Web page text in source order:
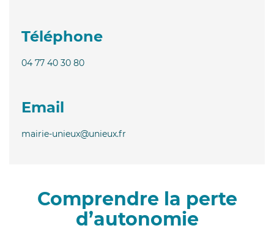
Téléphone
04 77 40 30 80
Email
mairie-unieux@unieux.fr
Comprendre la perte
d’autonomie